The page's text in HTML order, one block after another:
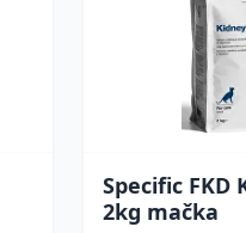
Specific FKD
2kg mačka